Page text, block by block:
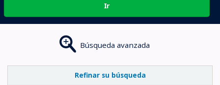
Ir
Búsqueda avanzada
Refinar su búsqueda